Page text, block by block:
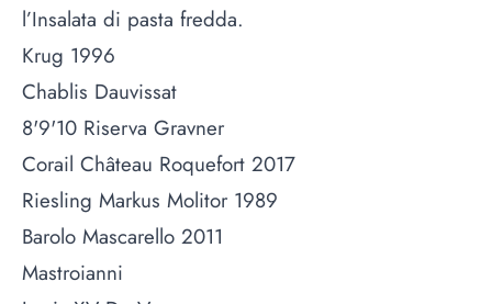
l’Insalata di pasta fredda.
Krug 1996
Chablis Dauvissat
8'9'10 Riserva Gravner
Corail Château Roquefort 2017
Riesling Markus Molitor 1989
Barolo Mascarello 2011
Mastroianni